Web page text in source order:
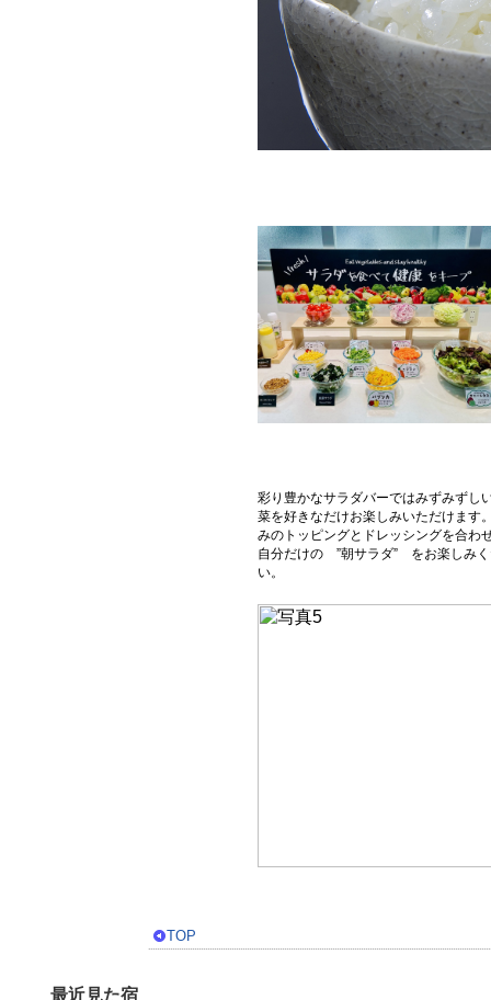
彩り豊かなサラダバーではみずみずし
菜を好きなだけお楽しみいただけます
みのトッピングとドレッシングを合わ
自分だけの ”朝サラダ” をお楽しみ
い。
TOP
最近見た宿